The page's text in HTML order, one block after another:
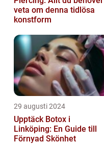
veta om denna tidlösa
konstform
29 augusti 2024
Upptäck Botox i
Linköping: En Guide till
Förnyad Skönhet